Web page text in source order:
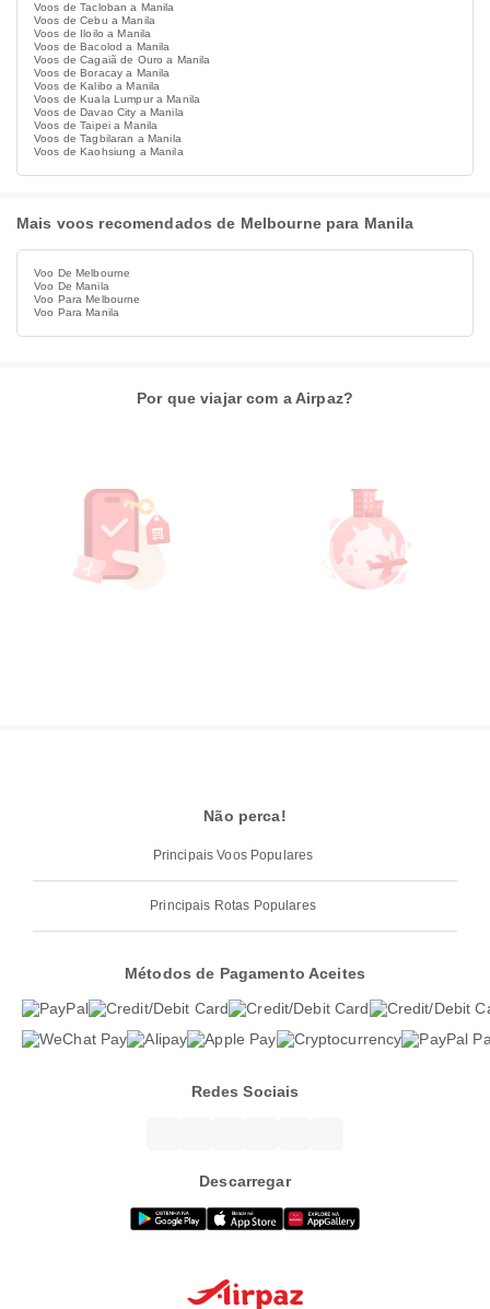
Voos de Tacloban a Manila
Voos de Cebu a Manila
Voos de Iloilo a Manila
Voos de Bacolod a Manila
Voos de Cagaiã de Ouro a Manila
Voos de Boracay a Manila
Voos de Kalibo a Manila
Voos de Kuala Lumpur a Manila
Voos de Davao City a Manila
Voos de Taipei a Manila
Voos de Tagbilaran a Manila
Voos de Kaohsiung a Manila
Mais voos recomendados de Melbourne para Manila
Voo De Melbourne
Voo De Manila
Voo Para Melbourne
Voo Para Manila
Por que viajar com a Airpaz?
Não perca!
Principais Voos Populares
Principais Rotas Populares
Métodos de Pagamento Aceites
Redes Sociais
Descarregar